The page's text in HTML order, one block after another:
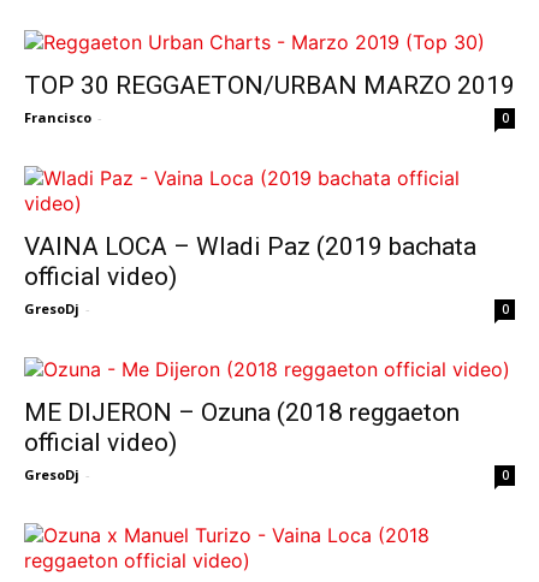
TOP 30 REGGAETON/URBAN MARZO 2019
Francisco - 0
VAINA LOCA – Wladi Paz (2019 bachata
official video)
GresoDj - 0
ME DIJERON – Ozuna (2018 reggaeton
official video)
GresoDj - 0